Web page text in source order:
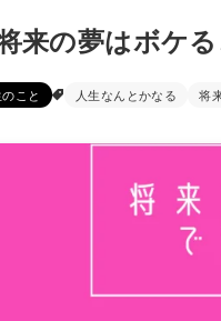
来の夢はボケ
こと 人生なんとかなる 将